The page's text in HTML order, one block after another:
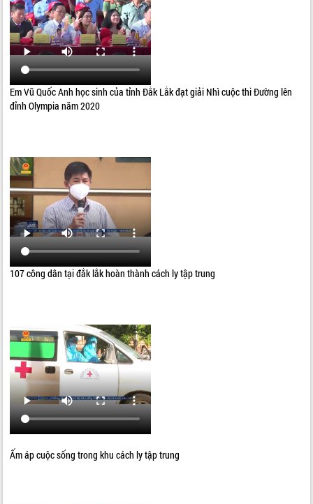
Em Vũ Quốc Anh học sinh của tỉnh Đắk Lắk đạt giải Nhì cuộc thi Đường lên
đỉnh Olympia năm 2020
107 công dân tại đắk lắk hoàn thành cách ly tập trung
Ấm áp cuộc sống trong khu cách ly tập trung